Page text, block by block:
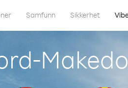
Samfunn Sikkerhet